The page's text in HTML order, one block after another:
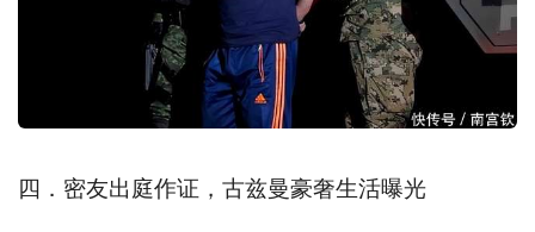
四．密友出庭作证，古兹曼豪奢生活曝光